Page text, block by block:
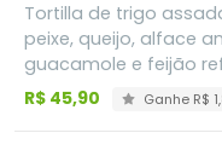
Tortilla de trigo
peixe, queijo, alface
guacamole e feijão
R$ 45,90
Ganhe R$